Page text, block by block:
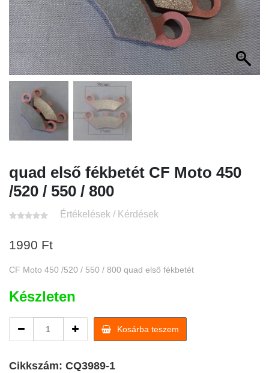
quad első fékbetét CF Moto 450
/520 / 550 / 800
Értékelések / Kérdések
1990 Ft
CF Moto 450 /520 / 550 / 800 quad első fékbetét
Készleten
első
Kosárba teszem
Cikkszám: CQ3989-1